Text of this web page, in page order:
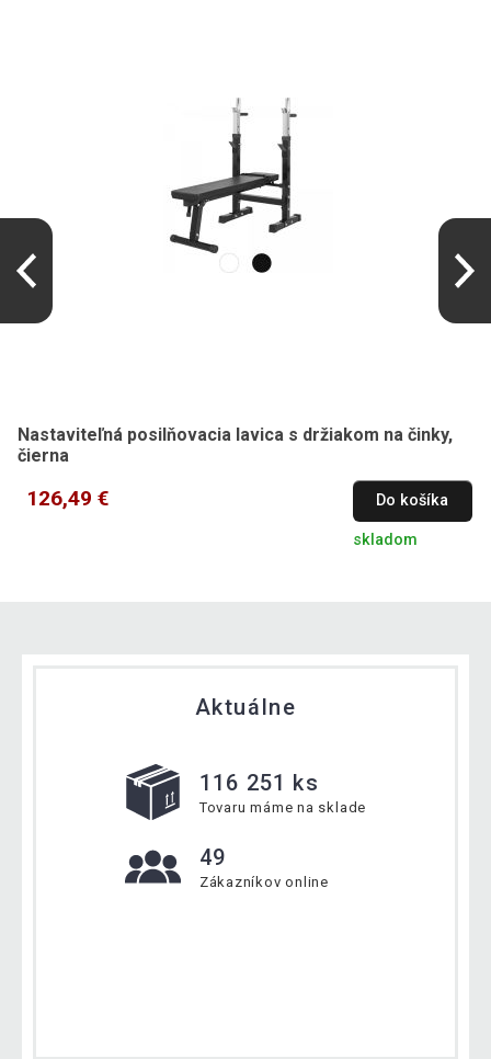
Nastaviteľná posilňovacia lavica s držiakom na činky,
čierna
126,49 € Do košíka
skladom
Aktuálne
116 251 ks
Tovaru máme na sklade
49
Zákazníkov online